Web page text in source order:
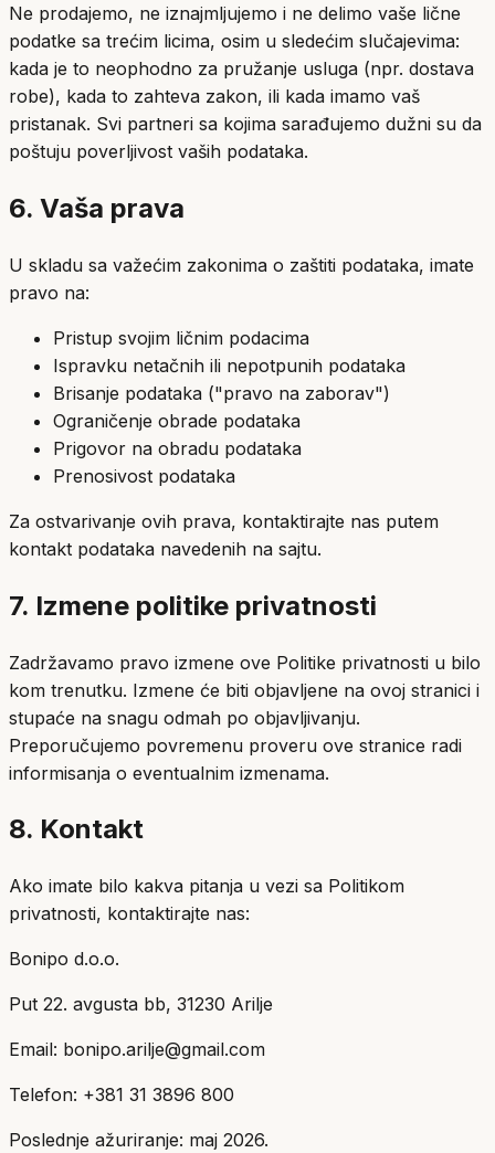
Ne prodajemo, ne iznajmljujemo i ne delimo vaše lične
podatke sa trećim licima, osim u sledećim slučajevima:
kada je to neophodno za pružanje usluga (npr. dostava
robe), kada to zahteva zakon, ili kada imamo vaš
pristanak. Svi partneri sa kojima sarađujemo dužni su da
poštuju poverljivost vaših podataka.
6. Vaša prava
U skladu sa važećim zakonima o zaštiti podataka, imate
pravo na:
Pristup svojim ličnim podacima
Ispravku netačnih ili nepotpunih podataka
Brisanje podataka ("pravo na zaborav")
Ograničenje obrade podataka
Prigovor na obradu podataka
Prenosivost podataka
Za ostvarivanje ovih prava, kontaktirajte nas putem
kontakt podataka navedenih na sajtu.
7. Izmene politike privatnosti
Zadržavamo pravo izmene ove Politike privatnosti u bilo
kom trenutku. Izmene će biti objavljene na ovoj stranici i
stupaće na snagu odmah po objavljivanju.
Preporučujemo povremenu proveru ove stranice radi
informisanja o eventualnim izmenama.
8. Kontakt
Ako imate bilo kakva pitanja u vezi sa Politikom
privatnosti, kontaktirajte nas:
Bonipo d.o.o.
Put 22. avgusta bb, 31230 Arilje
Email: bonipo.arilje@gmail.com
Telefon: +381 31 3896 800
Poslednje ažuriranje: maj 2026.